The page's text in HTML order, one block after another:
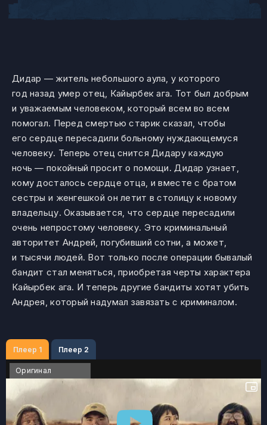
Дидар — житель небольшого аула, у которого
год назад умер отец, Кайырбек ага. Тот был добрым
и уважаемым человеком, который всем во всем
помогал. Перед смертью старик сказал, чтобы
его сердце пересадили больному нуждающемуся
человеку. Теперь отец снится Дидару каждую
ночь — покойный просит о помощи. Дидар узнает,
кому досталось сердце отца, и вместе с братом
сестры и женгешкой он летит в столицу к новому
владельцу. Оказывается, что сердце пересадили
очень непростому человеку. Это криминальный
авторитет Андрей, погубивший сотни, а может,
и тысячи людей. Вот только после операции бывалый
бандит стал меняться, приобретая черты характера
Кайырбек ага. И теперь другие бандиты хотят убить
Андрея, который надумал завязать с криминалом.
Плеер 1 Плеер 2
Оригинал